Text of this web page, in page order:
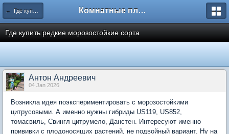
← Где купить растения для комнатного сада Комнатные плодовые экзоты
Где купить редкие морозостойкие сорта
Антон Андреевич
04 Jan 2026
Возникла идея поэкспериментировать с морозостойкими
цитрусовыми. А именно нужны гибриды US119, US852,
томасвиль, Свингл цитрумело, Данстен. Интересуют именно
прививки с плодоносящих растений, не подвойный вариант. Ну на